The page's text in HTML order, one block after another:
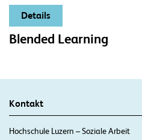
Details
Blended Learning
Kontakt
Hochschule Luzern – Soziale Arbeit